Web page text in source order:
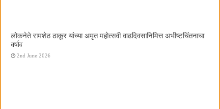
लोकनेते रामशेठ ठाकूर यांच्या अमृत महोत्सवी वाढदिवसानिमित्त अभीष्टचिंतनाचा
वर्षाव
2nd June 2026